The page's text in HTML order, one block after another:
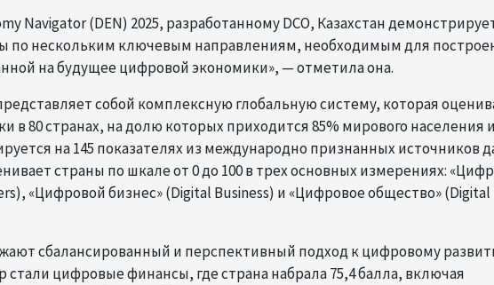
Navigator (DEN) 2025, разработанному DCO, Казахстан
по нескольким ключевым направлениям, необходимым для
на будущее цифровой экономики», — отметила она.
собой комплексную глобальную систему, которая
в 80 странах, на долю которых приходится 85% мирового населения
на 145 показателях из международно признанных источников
страны по шкале от 0 до 100 в трех основных измерениях:
«Цифровой бизнес» (Digital Business) и «Цифровое общество» (Digital
сбалансированный и перспективный подход к цифровому
цифровые финансы, где страна набрала 75,4 балла, включая